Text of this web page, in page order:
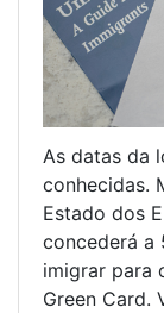
As datas da
conhecidas.
Estado dos
concederá a
imigrar para
Green Card.